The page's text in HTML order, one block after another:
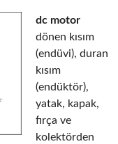
dc motor
dönen kısım
(endüvi), duran
kısım
(endüktör),
yatak, kapak,
fırça ve
kolektörden